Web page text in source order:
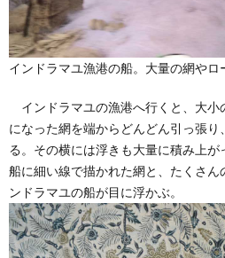
インドラマユ漁港の船。大量の網やロ
インドラマユの漁港へ行くと、大小
になった網を端からどんどん引っ張
る。その横には浮きも大量に積み上
船に細い線で描かれた網と、たくさん
ンドラマユの船が目に浮かぶ。